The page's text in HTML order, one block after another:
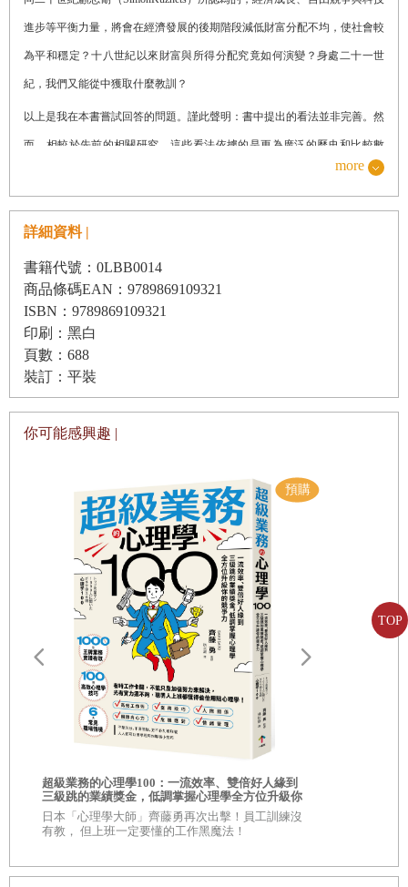
TOP
進步等平衡力量，將會在經濟發展的後期階段減低財富分配不均，使社會較
為平和穩定？十八世紀以來財富與所得分配究竟如何演變？身處二十一世
紀，我們又能從中獲取什麼教訓？
以上是我在本書嘗試回答的問題。謹此聲明：書中提出的看法並非完善。然
而，相較於先前的相關研究，這些看法依據的是更為廣泛的歷史和比較數
據，數據範圍涵蓋三個世紀、遍及二十幾個國家，同時亦立足於翻新的理論
架構，對於各種趨勢及現象背後的運作機制能有更好的理解。二十世紀的經
濟成長以及知識的廣為傳播，的確使得人類免於遭受馬克思所預言的末世景
象，然則，資本及分配不均的深層結構卻未曾改變，即便有也未曾達到二次
大戰之後幾十年內人們所樂觀想像的程度。一旦資本報酬率長期高於產出及
所得的成長率，如同十九世紀那樣，資本主義便會自動產生許多令人無法接
受的人為分配不均，從而徹底瓦解民主社會依照個人才能與努力決定報酬的
基本價值，這正是二十一世紀極有可能重現的情況。所幸還有一些方法可以
讓民主與公眾利益重拾對資本主義及個體利益的控管，同時又能避免重蹈保
護主義和民族主義的覆轍。本書嘗試從歷史經驗中汲取教訓，就這個方面提
缺乏資料根據的辯論？
長久以來，關於財富分配的學術論辯與政治論辯，往往充斥各種成見而缺乏
事實根據。
誠然，每個人基於經驗而形成的關於所得與財富的直覺知識，儘管缺乏任何
理論架構和可靠的統計數據，其重要性仍不可低估。比如在電影和文學，特
別是十九世紀的小說當中，我們可以看到關於各個社會群體的生活水準和富
裕程度的詳細資訊，尤其是當時種種不平等的深層結構、這樣的情況如何被
視為理所當然，以及其對個人生命有什麼樣的影響。珍．奧斯丁（Jane
Austen）與巴爾札克（Balzac）的小說，對於一七九○至一八三○年間英、法
兩國的財富分配狀態有非常精采的描述。兩位小說家對於所處時代的財富高
些男男女女的人生、他們的聯姻策略、他們的希望與苦痛產生的必然後果。
more
詳細資料 |
書籍代號：0LBB0014
商品條碼EAN：9789869109321
ISBN：9789869109321
印刷：黑白
頁數：688
裝訂：平裝
你可能感興趣 |
超級業務的心理學100：一流效率、雙倍好人緣到
三級跳的業績獎金，低調掌握心理學全方位升級你
的競爭力
日本「心理學大師」齊藤勇再次出擊！員工訓練沒
有教， 但上班一定要懂的工作黑魔法！